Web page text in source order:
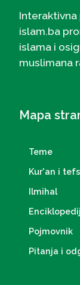
islam.ba
islama i
muslimana
Mapa
Teme
Kur'an i
Ilmihal
Pojmovnik
Pitanja i